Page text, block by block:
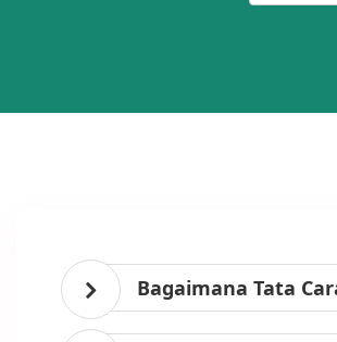
Bagaimana Tata